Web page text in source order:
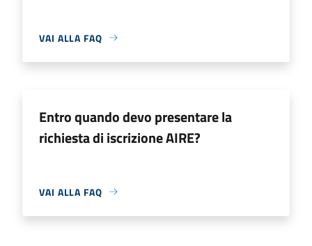
VAI ALLA FAQ
Entro quando devo presentare la
richiesta di iscrizione AIRE?
VAI ALLA FAQ